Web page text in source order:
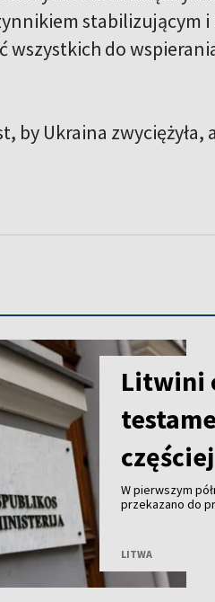
stabilizującym
wszystkich do
by Ukraina
Litwini
W pierwszym
przekazano do
LITWA